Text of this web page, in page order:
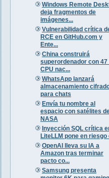
Windows Remote
deja fragmentos de
imágenes...
Vulnerabilidad crítica
RCE en GitHub.com y
Ente...
China construirá
superordenador con 47
CPU nac...
WhatsApp lanzará
almacenamiento
para chats
Envía tu nombre al
espacio con satélites
NASA
Inyección SQL crítica
LiteLLM pone en riesgo
OpenAI lleva su IA a
Amazon tras terminar
pacto co...
Samsung presenta